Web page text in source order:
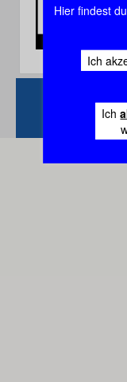
Hier findest
Ich
Ich
Zurück